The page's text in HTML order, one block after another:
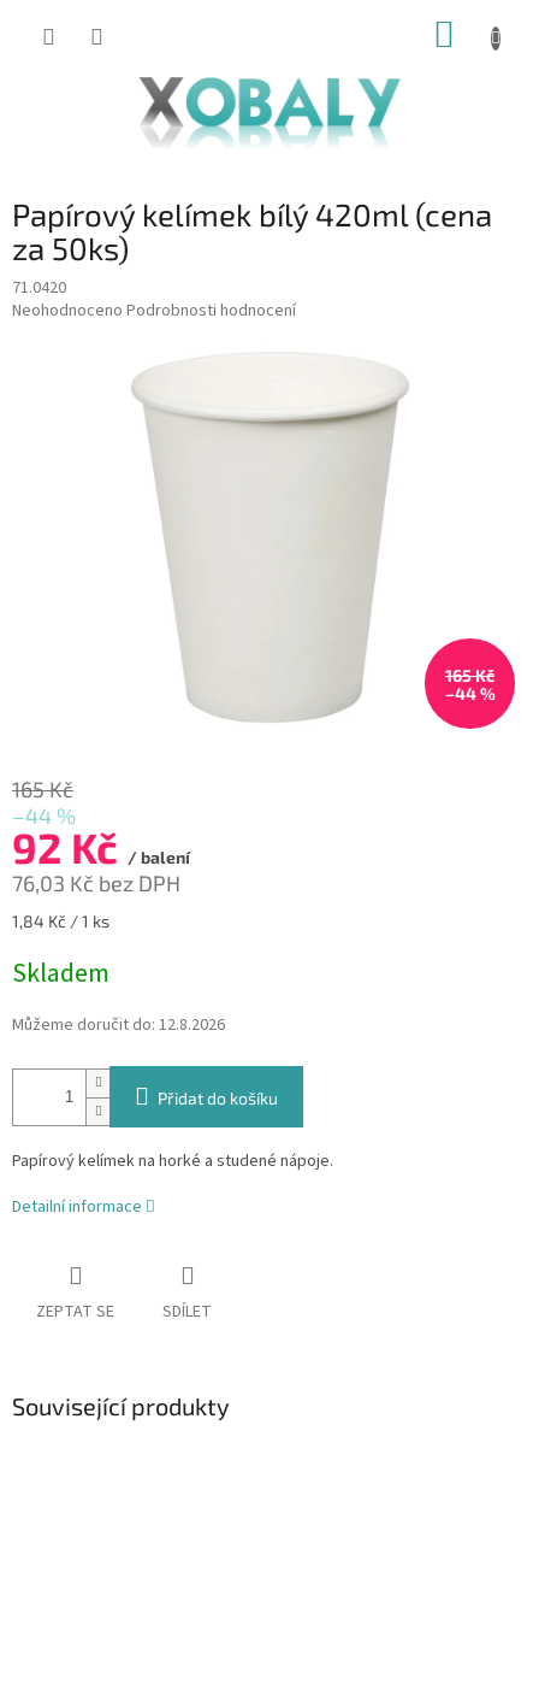
KOŠÍK
Papírový kelímek bílý 420ml (cena
za 50ks)
71.0420
Průměrné
Neohodnoceno Podrobnosti hodnocení
165 Kč
–44 %
165 Kč
–44 %
92 Kč / balení
76,03 Kč bez DPH
Měrná
1,84 Kč / 1 ks
Skladem
Můžeme doručit do: 12.8.2026
Přidat do košíku
Papírový kelímek na horké a studené nápoje.
Detailní informace
ZEPTAT SE SDÍLET
Související produkty